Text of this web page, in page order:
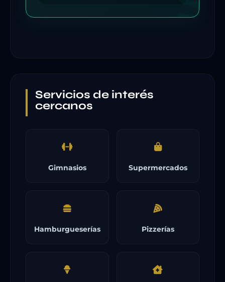
Servicios de interés
cercanos
Gimnasios Supermercados
Hamburgueserías Pizzerías